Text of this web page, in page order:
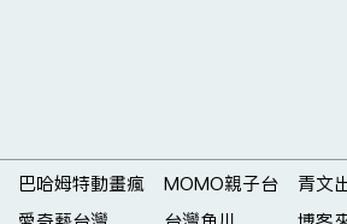
巴哈姆特動畫瘋
MOMO親子台
青文